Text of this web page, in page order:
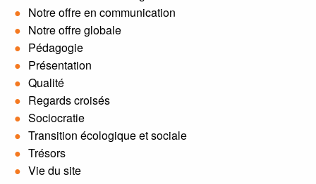
Notre offre en communication
Notre offre globale
Pédagogie
Présentation
Qualité
Regards croisés
Sociocratie
Transition écologique et sociale
Trésors
Vie du site